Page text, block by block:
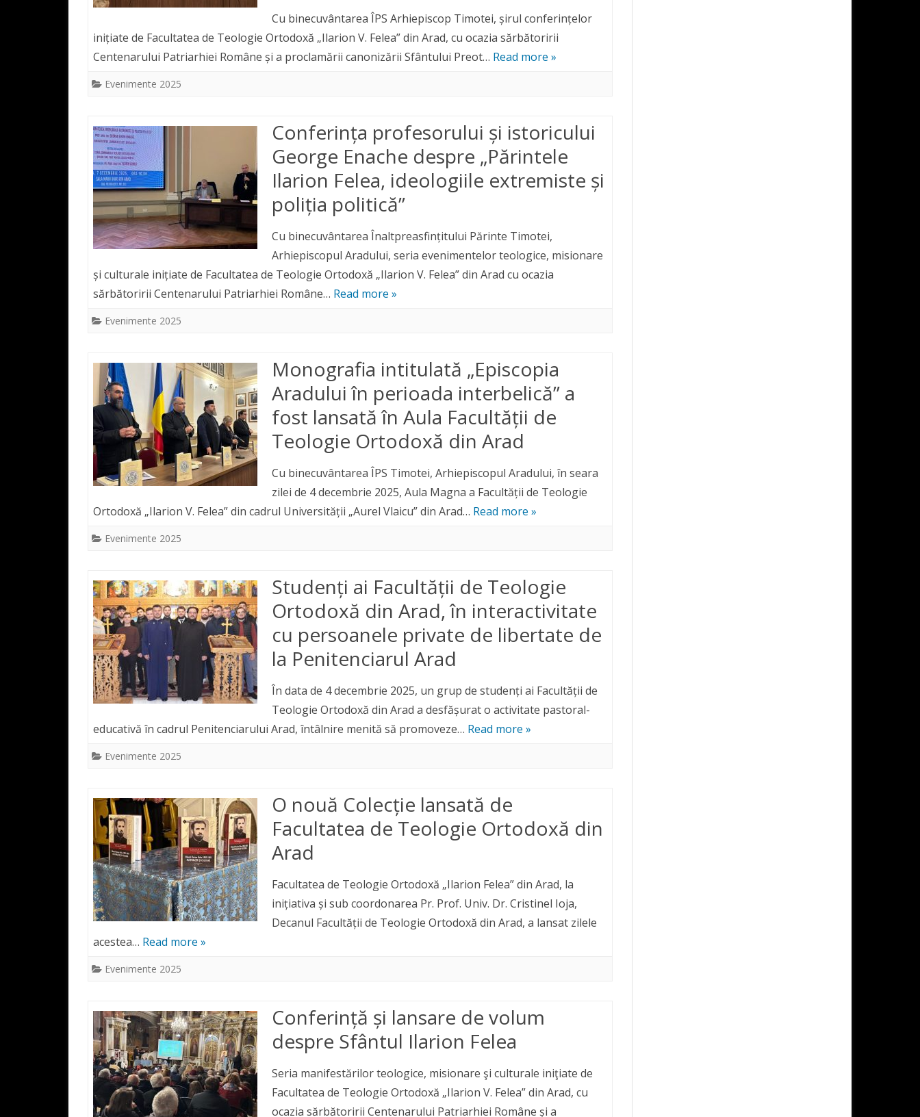
Cu binecuvântarea ÎPS Arhiepiscop Timotei, șirul conferințelor
inițiate de Facultatea de Teologie Ortodoxă „Ilarion V. Felea” din Arad, cu ocazia sărbătoririi
Centenarului Patriarhiei Române și a proclamării canonizării Sfântului Preot… Read more »
Evenimente 2025
Conferința profesorului și istoricului
George Enache despre „Părintele
Ilarion Felea, ideologiile extremiste și
poliția politică”
Cu binecuvântarea Înaltpreasfințitului Părinte Timotei,
Arhiepiscopul Aradului, seria evenimentelor teologice, misionare
și culturale inițiate de Facultatea de Teologie Ortodoxă „Ilarion V. Felea” din Arad cu ocazia
sărbătoririi Centenarului Patriarhiei Române… Read more »
Evenimente 2025
Monografia intitulată „Episcopia
Aradului în perioada interbelică” a
fost lansată în Aula Facultății de
Teologie Ortodoxă din Arad
Cu binecuvântarea ÎPS Timotei, Arhiepiscopul Aradului, în seara
zilei de 4 decembrie 2025, Aula Magna a Facultății de Teologie
Ortodoxă „Ilarion V. Felea” din cadrul Universității „Aurel Vlaicu” din Arad… Read more »
Evenimente 2025
Studenți ai Facultății de Teologie
Ortodoxă din Arad, în interactivitate
cu persoanele private de libertate de
la Penitenciarul Arad
În data de 4 decembrie 2025, un grup de studenți ai Facultății de
Teologie Ortodoxă din Arad a desfășurat o activitate pastoral-
educativă în cadrul Penitenciarului Arad, întâlnire menită să promoveze… Read more »
Evenimente 2025
O nouă Colecție lansată de
Facultatea de Teologie Ortodoxă din
Arad
Facultatea de Teologie Ortodoxă „Ilarion Felea” din Arad, la
inițiativa și sub coordonarea Pr. Prof. Univ. Dr. Cristinel Ioja,
Decanul Facultății de Teologie Ortodoxă din Arad, a lansat zilele
acestea… Read more »
Evenimente 2025
Conferință și lansare de volum
despre Sfântul Ilarion Felea
Seria manifestărilor teologice, misionare şi culturale iniţiate de
Facultatea de Teologie Ortodoxă „Ilarion V. Felea” din Arad, cu
ocazia sărbătoririi Centenarului Patriarhiei Române și a